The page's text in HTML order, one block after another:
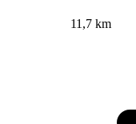
11,7 km